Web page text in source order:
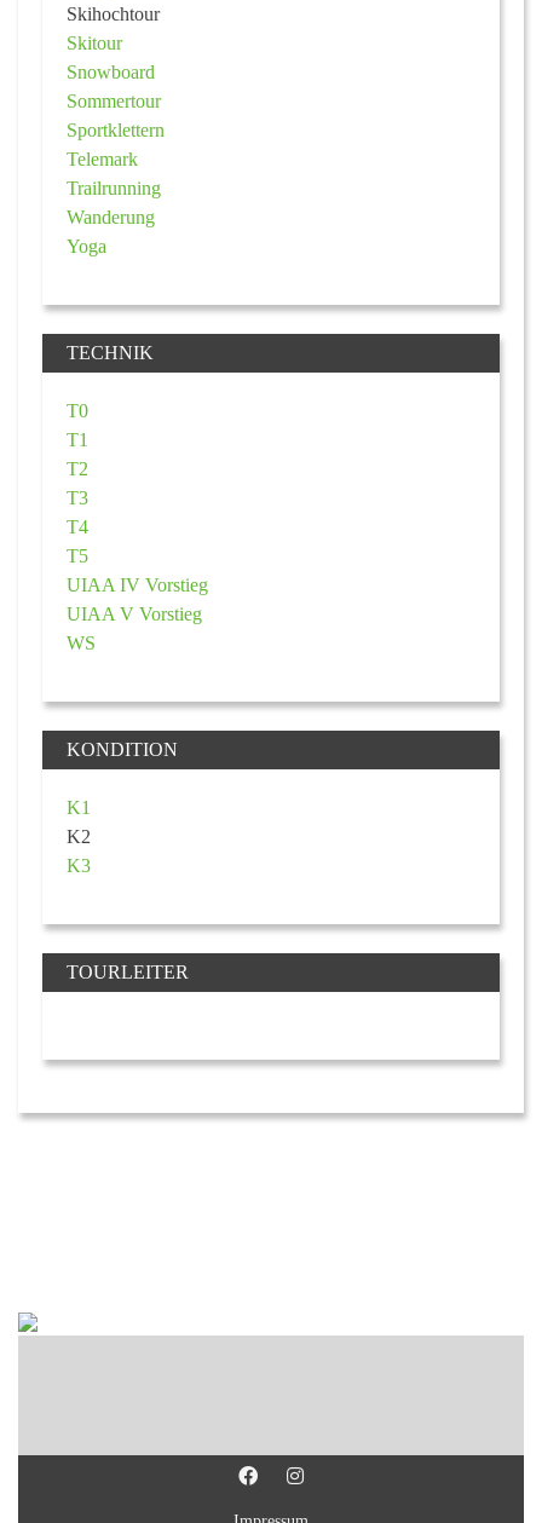
Skihochtour
Skitour
Snowboard
Sommertour
Sportklettern
Telemark
Trailrunning
Wanderung
Yoga
TECHNIK
T0
T1
T2
T3
T4
T5
UIAA IV Vorstieg
UIAA V Vorstieg
WS
KONDITION
K1
K2
K3
TOURLEITER